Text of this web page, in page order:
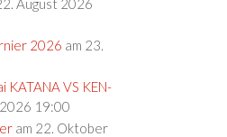
August 2026
2026 am 23.
KATANA VS KEN-
19:00
am 22. Oktober